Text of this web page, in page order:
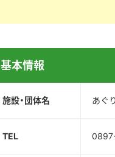
基本情報
施設・団体名 あぐ
TEL